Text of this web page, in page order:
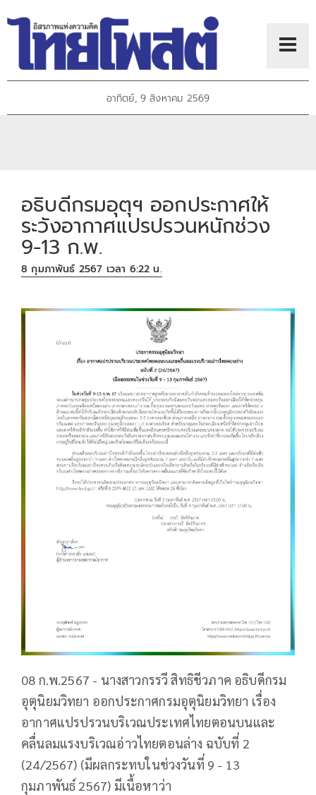
อาทิตย์, 9 สิงหาคม 2569
อธิบดีกรมอุตุฯ ออกประกาศให้
ระวังอากาศแปรปรวนหนักช่วง
9-13 ก.พ.
8 กุมภาพันธ์ 2567 เวลา 6:22 น.
08 ก.พ.2567 - นางสาวกรรวี สิทธิชีวภาค อธิบดีกรม
อุตุนิยมวิทยา ออกประกาศกรมอุตุนิยมวิทยา เรื่อง
อากาศแปรปรวนบริเวณประเทศไทยตอนบนและ
คลื่นลมแรงบริเวณอ่าวไทยตอนล่าง ฉบับที่ 2
(24/2567) (มีผลกระทบในช่วงวันที่ 9 - 13
กุมภาพันธ์ 2567) มีเนื้อหาว่า